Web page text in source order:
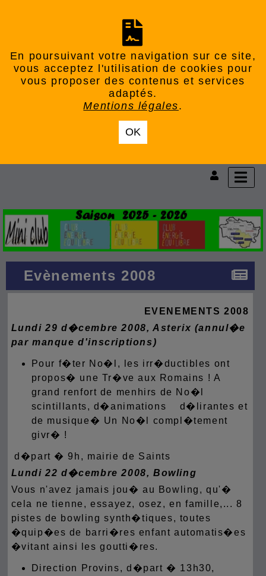
En poursuivant votre navigation sur ce site,
vous acceptez l'utilisation de cookies pour
vous proposer des contenus et services
adaptés.
Mentions légales.
OK
Evènements 2008
EVENEMENTS 2008
Lundi 29 d�cembre 2008, Asterix (annul�e
par manque d'inscriptions)
Pour f�ter No�l, les irr�ductibles ont
propos� une Tr�ve aux Romains ! A
grand renfort de menhirs de No�l
scintillants, d�animations d�lirantes et
de musique� Un No�l compl�tement
givr� !
d�part � 9h, mairie de Saints
Lundi 22 d�cembre 2008, Bowling
Vous n'avez jamais jou� au Bowling, qu'�
cela ne tienne, essayez, osez, en famille,... 8
pistes de bowling synth�tiques, toutes
�quip�es de barri�res enfant automatis�es
�vitant ainsi les goutti�res.
Direction Provins, d�part � 13h30,